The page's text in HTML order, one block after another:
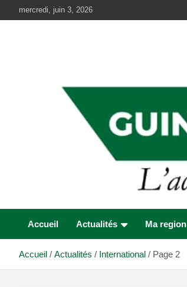
au
mercredi, juin 3, 2026
Accueil Actualités Ma region
Accueil Actualités International Page 2